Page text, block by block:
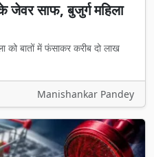
जेवर साफ, बुजुर्ग महिला
को बातों में फंसाकर करीब दो लाख
Manishankar Pandey